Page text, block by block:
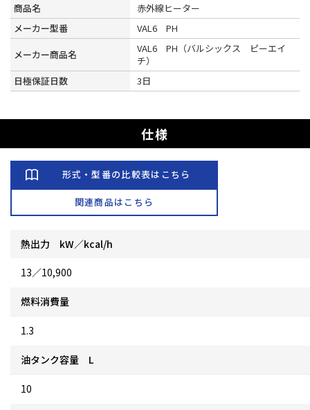
商品名
赤外線ヒーター
メーカー型番
VAL6 PH
メーカー商品名
VAL6 PH（バルシックス ピーエイ
チ）
日極保証日数
3日
仕様
形式・型番の比較表はこちら
関連商品はこちら
熱出力 kW／kcal/h
13／10,900
燃料消費量
1.3
油タンク容量 L
10